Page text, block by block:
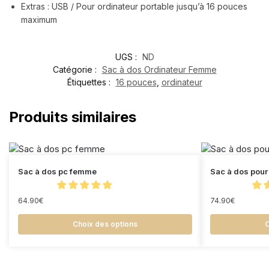
Extras : USB / Pour ordinateur portable jusqu’à 16 pouces
maximum
UGS : ND
Catégorie : Sac à dos Ordinateur Femme
Étiquettes : 16 pouces ordinateur
Produits similaires
Sac à dos pc femme
64.90€
Choix des options
Sac à dos
74.90€